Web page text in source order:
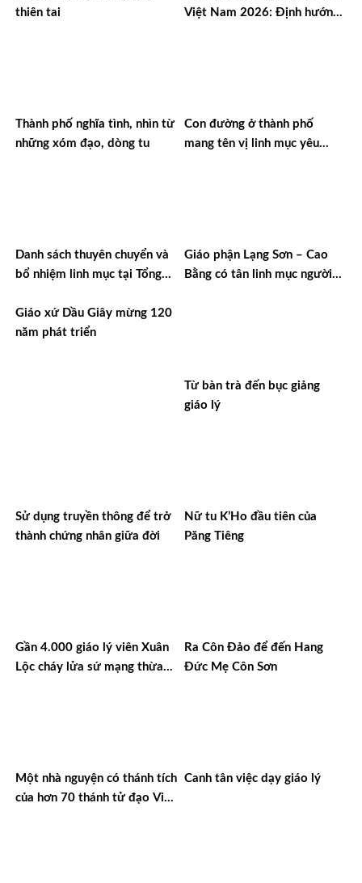
thiên tai
Việt Nam 2026: Định hướng
Thành phố nghĩa tình, nhìn từ
những xóm đạo, dòng tu
Con đường ở thành phố
mang tên vị linh mục yêu
Danh sách thuyên chuyển và
bổ nhiệm linh mục tại Tổng
Giáo phận Lạng Sơn – Cao
Bằng có tân linh mục người
Giáo xứ Dầu Giây mừng 120
năm phát triển
Từ bàn trà đến bục giảng
giáo lý
Sử dụng truyền thông để trở
thành chứng nhân giữa đời
Nữ tu K’Ho đầu tiên của
Păng Tiêng
Gần 4.000 giáo lý viên Xuân
Lộc cháy lửa sứ mạng thừa
Ra Côn Đảo để đến Hang
Đức Mẹ Côn Sơn
Một nhà nguyện có thánh tích
của hơn 70 thánh tử đạo Việt
Canh tân việc dạy giáo lý